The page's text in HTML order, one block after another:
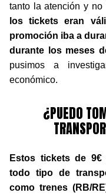
tanto la atención y no
los tickets eran
promoción iba a
durante los meses
pusimos a
económico.
¿PUEDO
Estos tickets de 9€
todo tipo de
como trenes (RB/